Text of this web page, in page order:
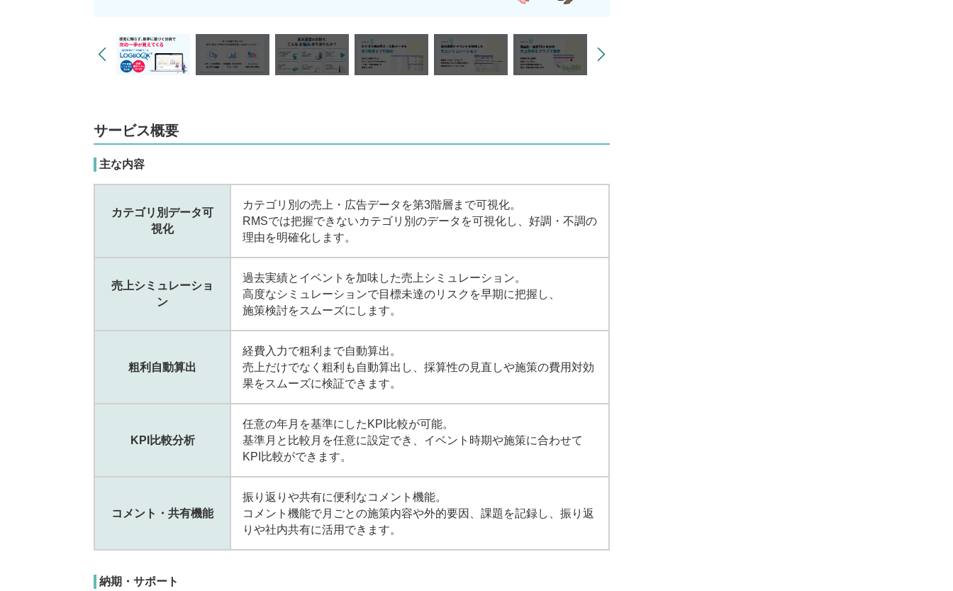
サービス概要
主な内容
カテゴリ別データ可
視化
カテゴリ別の売上・広告データを第3階層まで可視化。
RMSでは把握できないカテゴリ別のデータを可視化し、好調・不調の
理由を明確化します。
売上シミュレーショ
ン
過去実績とイベントを加味した売上シミュレーション。
高度なシミュレーションで目標未達のリスクを早期に把握し、
施策検討をスムーズにします。
粗利自動算出
経費入力で粗利まで自動算出。
売上だけでなく粗利も自動算出し、採算性の見直しや施策の費用対効
果をスムーズに検証できます。
KPI比較分析
任意の年月を基準にしたKPI比較が可能。
基準月と比較月を任意に設定でき、イベント時期や施策に合わせて
KPI比較ができます。
コメント・共有機能
振り返りや共有に便利なコメント機能。
コメント機能で月ごとの施策内容や外的要因、課題を記録し、振り返
りや社内共有に活用できます。
納期・サポート